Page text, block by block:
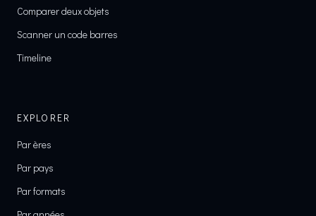
Comparer deux objets
Scanner un code barres
Timeline
EXPLORER
Par ères
Par pays
Par formats